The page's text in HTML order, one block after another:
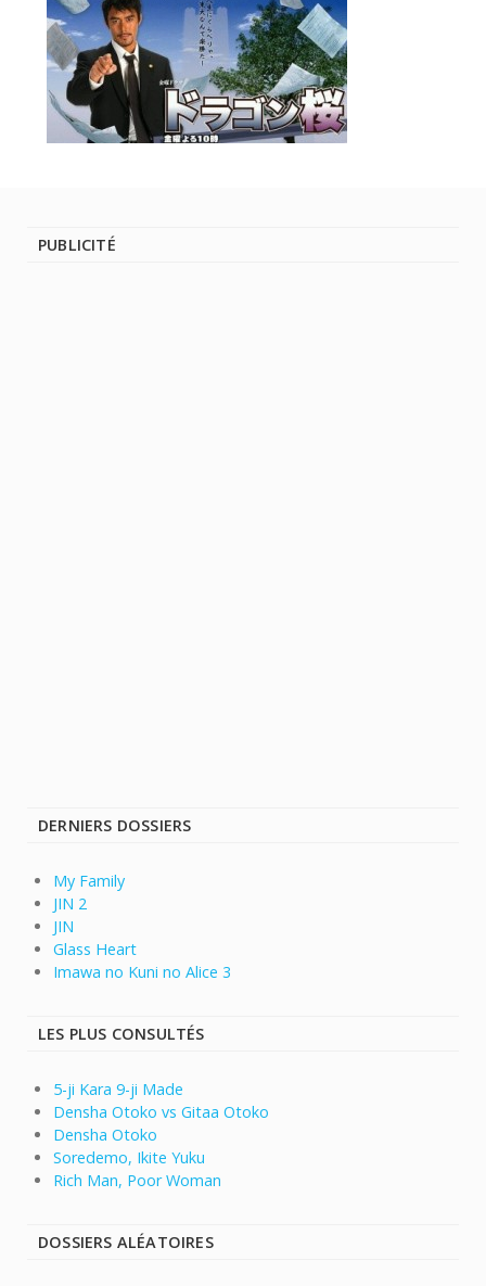
PUBLICITÉ
DERNIERS DOSSIERS
My Family
JIN 2
JIN
Glass Heart
Imawa no Kuni no Alice 3
LES PLUS CONSULTÉS
5-ji Kara 9-ji Made
Densha Otoko vs Gitaa Otoko
Densha Otoko
Soredemo, Ikite Yuku
Rich Man, Poor Woman
DOSSIERS ALÉATOIRES